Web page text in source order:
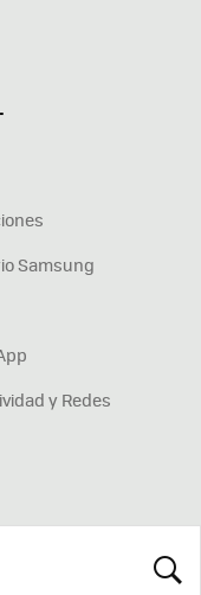
Samsung
y Redes